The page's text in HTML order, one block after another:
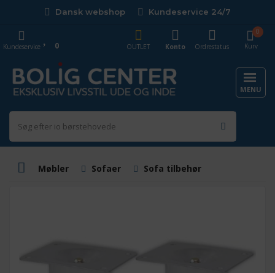
Dansk webshop Kundeservice 24/7
Kurv
0
OUTLET
Konto Ordrestatus
Kundeservice 0
MENU
Møbler Sofaer Sofa tilbehør